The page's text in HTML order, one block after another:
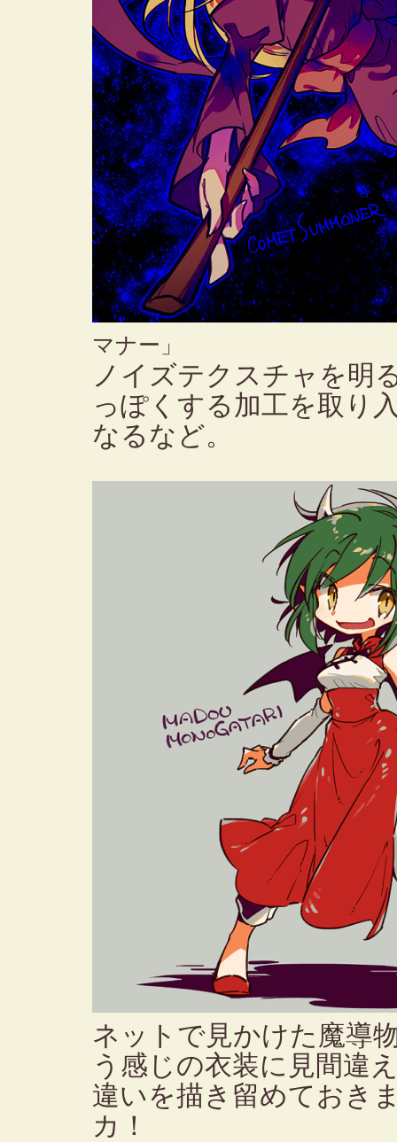
マナー」
ノイズテクスチャを明
っぽくする加工を取り
なるなど。
ネットで見かけた魔導
う感じの衣装に見間違
違いを描き留めておき
カ！